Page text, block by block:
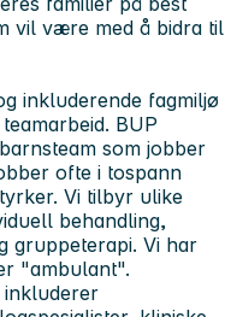
vil være med å bidra til
inkluderende fagmiljø
BUP
som jobber
ofte i tospann
Vi tilbyr ulike
behandling,
gruppeterapi. Vi har
"ambulant".
inkluderer